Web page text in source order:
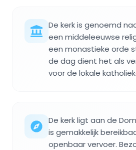
De kerk is genoemd
een middeleeuwse
een monastieke orde
de dag dient het als
voor de lokale
De kerk ligt aan de
is gemakkelijk
openbaar vervoer.